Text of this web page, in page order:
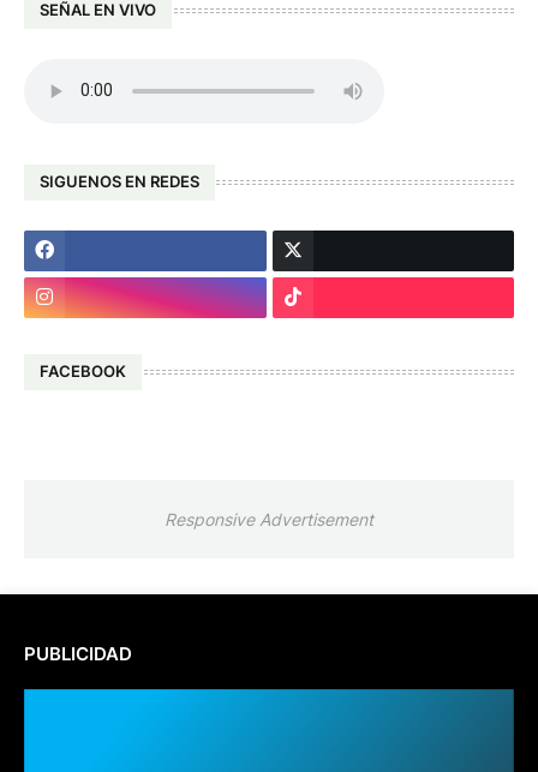
SEÑAL EN VIVO
SIGUENOS EN REDES
FACEBOOK
Responsive Advertisement
PUBLICIDAD